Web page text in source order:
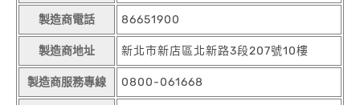
製造商電話 86651900
製造商地址 新北市新店區北新路3段207號10樓
製造商服務專線 0800-061668